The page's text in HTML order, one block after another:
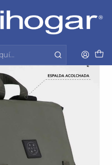
5Am185-Mc26 Verde-